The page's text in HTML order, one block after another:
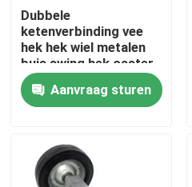
Fabrieksreis
Kwaliteitscontrole
Contacteer ons
Vraag een offerte aan
Dubbele
ketenverbinding vee
hek hek wiel metalen
buis swing hek caster
6 "
Aanvraag sturen